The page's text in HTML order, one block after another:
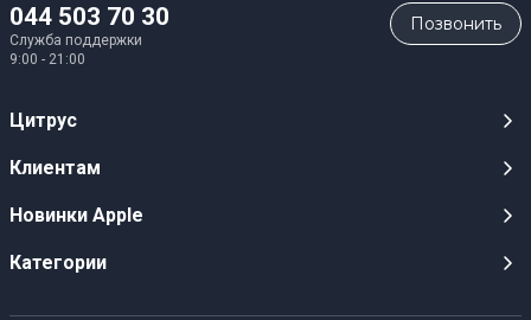
044 503 70 30
Служба поддержки
9:00 - 21:00
Позвонить
Цитрус
Карьера
Оптовым клиентам
Клиентам
Публичные оферты
Новинки Apple
iPhone 17
Категории